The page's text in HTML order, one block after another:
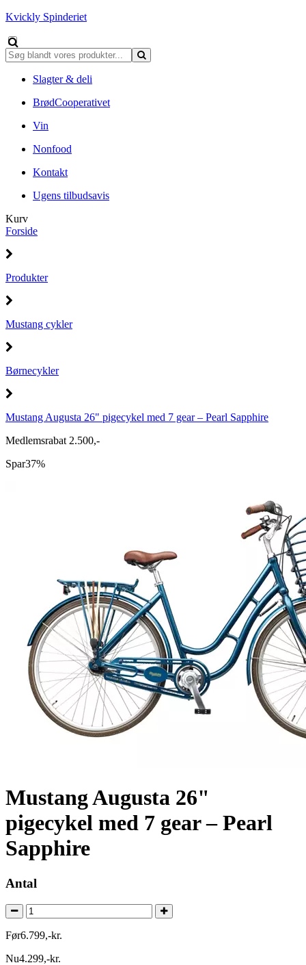
Kvickly Spinderiet
Slagter & deli
BrødCooperativet
Vin
Nonfood
Kontakt
Ugens tilbudsavis
Kurv
Forside
Produkter
Mustang cykler
Børnecykler
Mustang Augusta 26" pigecykel med 7 gear – Pearl Sapphire
Medlemsrabat 2.500,-
Spar37%
Mustang Augusta 26"
pigecykel med 7 gear – Pearl
Sapphire
Antal
Før6.799,-kr.
Nu4.299,-kr.